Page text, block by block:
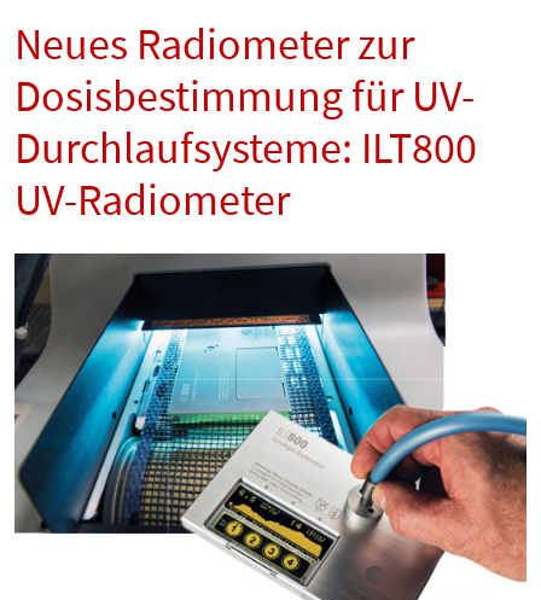
Neues Radiometer zur
Dosisbestimmung für UV-
Durchlaufsysteme: ILT800
UV-Radiometer